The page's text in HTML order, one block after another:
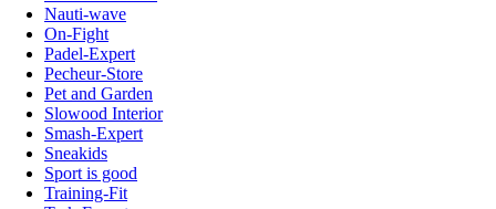
Nauti-wave
On-Fight
Padel-Expert
Pecheur-Store
Pet and Garden
Slowood Interior
Smash-Expert
Sneakids
Sport is good
Training-Fit